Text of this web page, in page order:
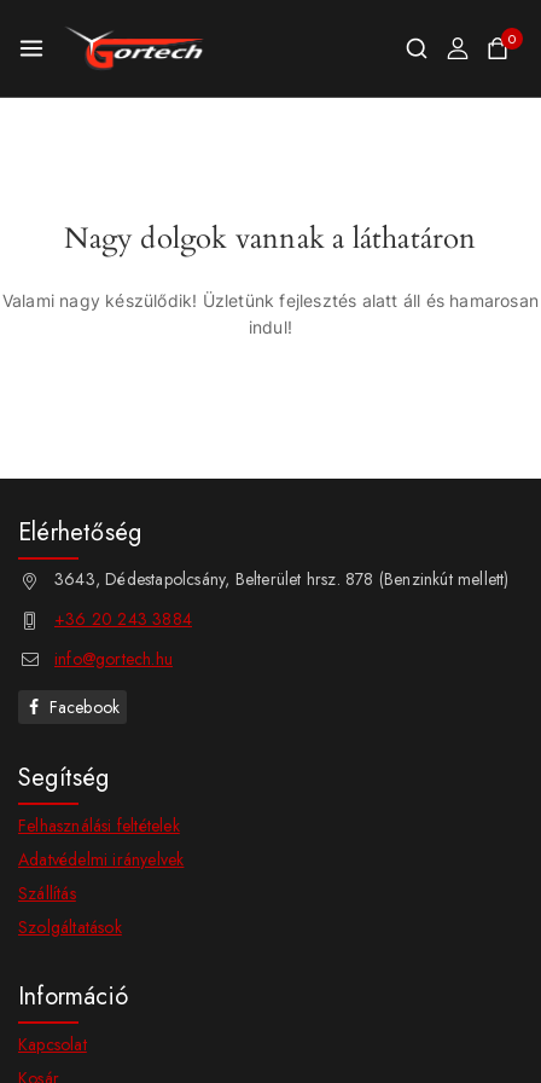
0
Nagy dolgok vannak a láthatáron
Valami nagy készülődik! Üzletünk fejlesztés alatt áll és hamarosan
indul!
Elérhetőség
3643, Dédestapolcsány, Belterület hrsz. 878 (Benzinkút mellett)
+36 20 243 3884
info@gortech.hu
Facebook
Segítség
Felhasználási feltételek
Adatvédelmi irányelvek
Szállítás
Szolgáltatások
Információ
Kapcsolat